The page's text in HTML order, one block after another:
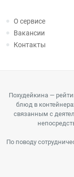
О сервисе
Вакансии
Контакты
Похудейкина —
блюд в
связанным с
По поводу